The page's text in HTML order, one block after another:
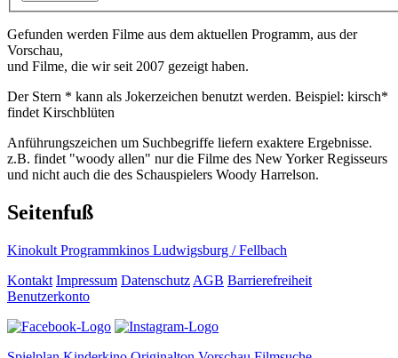
Gefunden werden Filme aus dem aktuellen Programm, aus der
Vorschau,
und Filme, die wir seit 2007 gezeigt haben.
Der Stern * kann als Jokerzeichen benutzt werden. Beispiel: kirsch*
findet Kirschblüten
Anführungszeichen um Suchbegriffe liefern exaktere Ergebnisse.
z.B. findet "woody allen" nur die Filme des New Yorker Regisseurs
und nicht auch die des Schauspielers Woody Harrelson.
Seitenfuß
Kinokult Programmkinos Ludwigsburg / Fellbach
Kontakt Impressum Datenschutz AGB Barrierefreiheit
Benutzerkonto